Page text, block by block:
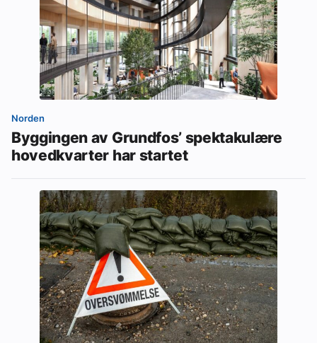
Norden
Byggingen av Grundfos’ spektakulære
hovedkvarter har startet